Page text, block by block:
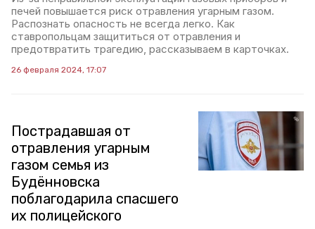
печей повышается риск отравления угарным газом.
Распознать опасность не всегда легко. Как
ставропольцам защититься от отравления и
предотвратить трагедию, рассказываем в карточках.
26 февраля 2024, 17:07
Пострадавшая от
отравления угарным
газом семья из
Будённовска
поблагодарила спасшего
их полицейского